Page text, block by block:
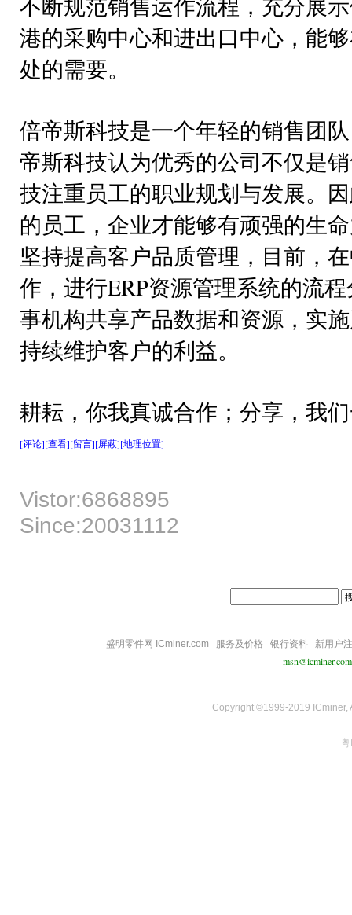
港的采购中心和进出口中心，能
处的需要。
倍帝斯科技是一个年轻的销售团
帝斯科技认为优秀的公司不仅是
技注重员工的职业规划与发展。
的员工，企业才能够有顽强的生
坚持提高客户品质管理，目前，
作，进行ERP资源管理系统的流
事机构共享产品数据和资源，实
持续维护客户的利益。
耕耘，你我真诚合作；分享，我
[评论][查看][留言][屏蔽][地理位置]
Vistor:6868895
Since:20031112
盛明零件网 ICminer.com 服务及价格 银行资料 新用户
msn@icminer.com
Copyright ©1999-2019 ICminer,